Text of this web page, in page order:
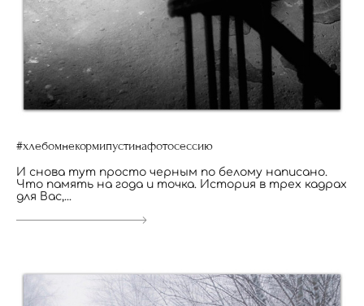
#хлебомнекормипустинафотосессию
И снова тут просто черным по белому написано.
Что память на года и точка. История в трех кадрах
для Вас,...